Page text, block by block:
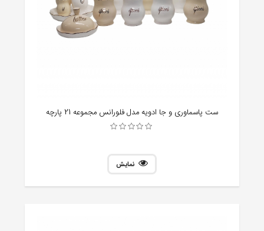
ست پاسماوری و جا ادویه مدل فلورانس مجموعه 21 پارچه
نمایش